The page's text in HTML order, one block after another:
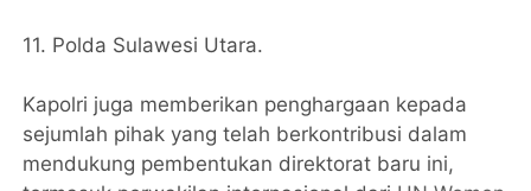
11. Polda Sulawesi Utara.
Kapolri juga memberikan penghargaan kepada
sejumlah pihak yang telah berkontribusi dalam
mendukung pembentukan direktorat baru ini,